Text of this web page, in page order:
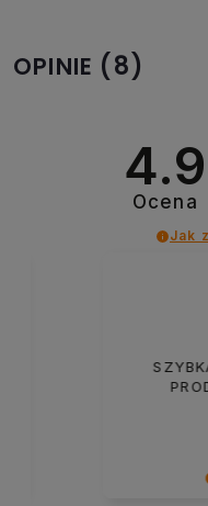
OPINIE (8)
4.9
Ocena
Jak
SZYBKA